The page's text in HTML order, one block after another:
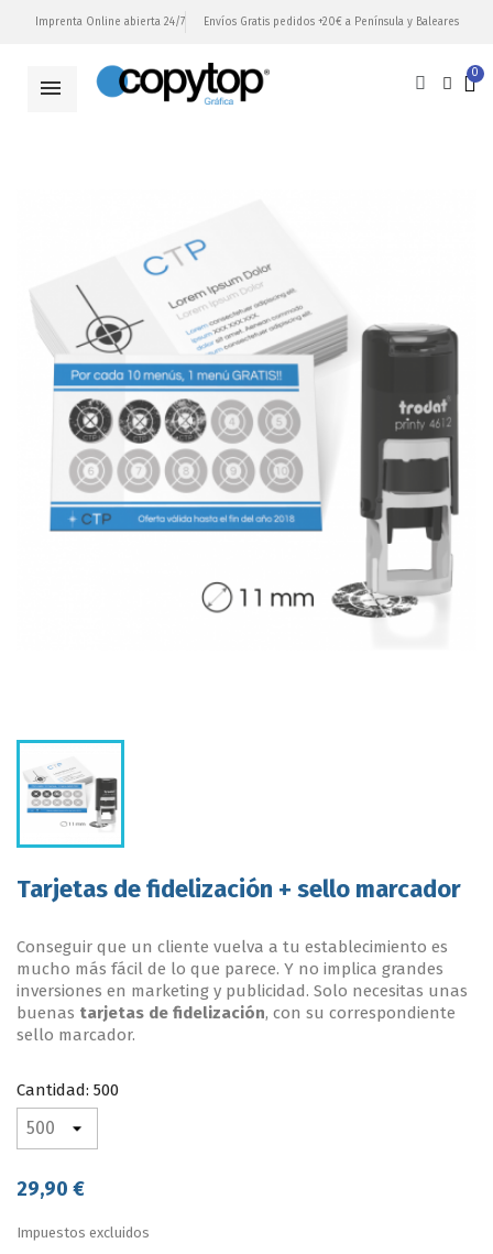
Imprenta Online abierta 24/7 Envíos Gratis pedidos +20€ a Península y Baleares
Tarjetas de fidelización + sello marcador
Conseguir que un cliente vuelva a tu establecimiento es
mucho más fácil de lo que parece. Y no implica grandes
inversiones en marketing y publicidad. Solo necesitas unas
buenas tarjetas de fidelización, con su correspondiente
sello marcador.
Cantidad: 500
29,90 €
Impuestos excluidos